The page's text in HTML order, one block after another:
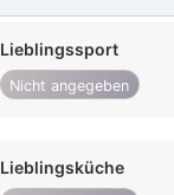
Lieblingssport
Nicht angegeben
Lieblingsküche